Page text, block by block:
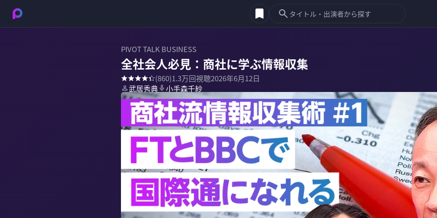
PIVOT TALK BUSINESS
全社会人必見：商社に学ぶ情報収集
(860)1.3万回視聴2026年6月12日
武居秀典
小手森千紗